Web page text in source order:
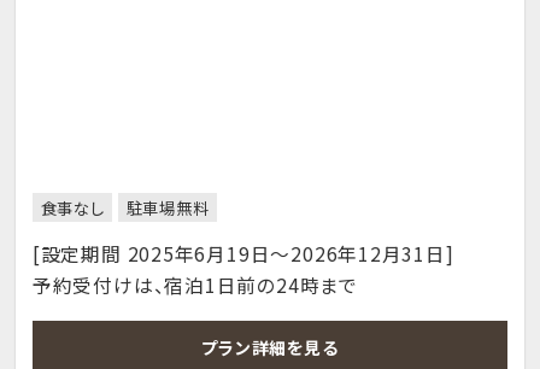
食事なし 駐車場無料
[設定期間 2025年6月19日～2026年12月31日]
予約受付けは、宿泊1日前の24時まで
プラン詳細を見る